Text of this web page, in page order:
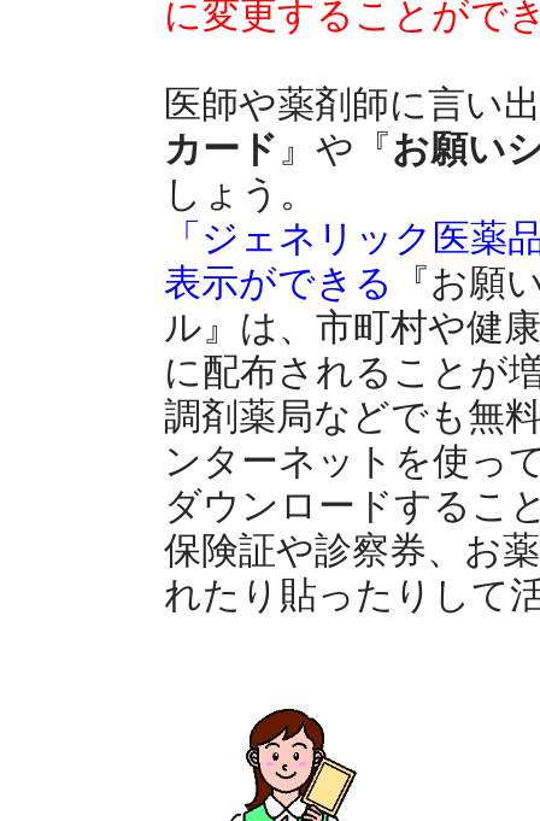
に変更することがで
医師や薬剤師に言い
カード 』や『お願い
しょう。
「ジェネリック医薬
表示ができる
『お願
ル』は、市町村や健
に配布されることが
調剤薬局などでも無
ンターネットを使っ
ダウンロードするこ
保険証や診察券、お
れたり貼ったりして